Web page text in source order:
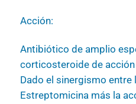
Acción:
Antibiótico de amplio
corticosteroide de
Dado el sinergismo entre
Estreptomicina más la